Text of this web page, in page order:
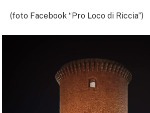
(foto Facebook “Pro Loco di Riccia”)